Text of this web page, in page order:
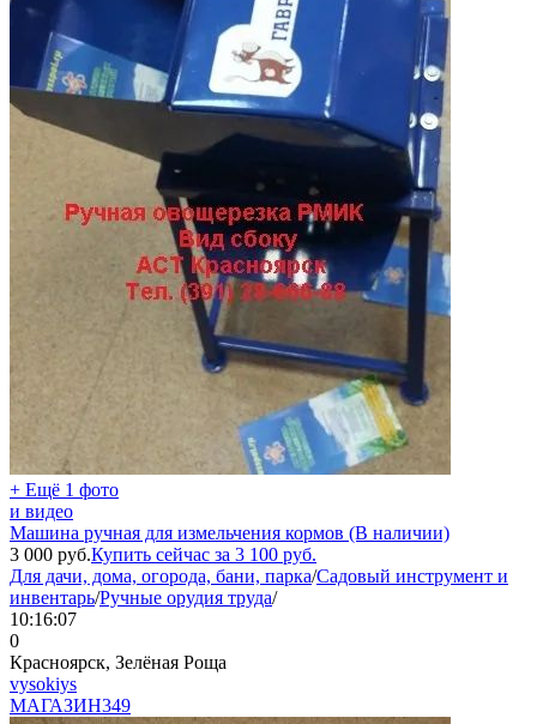
+ Ещё 1 фото
и видео
Машина ручная для измельчения кормов (В наличии)
3 000 руб.Купить сейчас за 3 100 руб.
Для дачи, дома, огорода, бани, парка/Садовый инструмент и
инвентарь/Ручные орудия труда/
10:16:07
0
Красноярск, Зелёная Роща
vysokiys
МАГАЗИН349